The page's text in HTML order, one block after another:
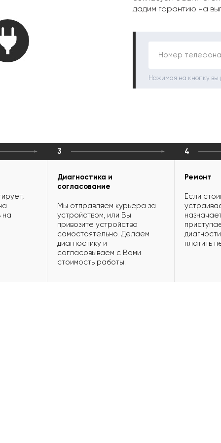
дадим гарантию на
Номер
Нажимая на кнопку
на
3
Диагностика и
согласование
Мы отправляем курьера за
устройством, или Вы
привозите устройство
самостоятельно. Делаем
диагностику и
согласовываем с Вами
стоимость работы.
4
Ремонт
Если
платить